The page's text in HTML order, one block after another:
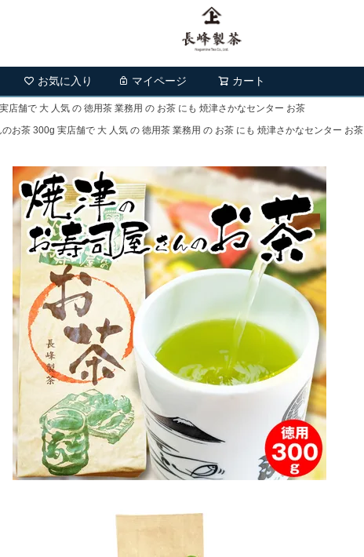
お気に入り マイページ カート
店舗で 大 人気 の 徳用茶 業務用 の お茶 にも 焼津さかなセンター お茶
お茶 300g 実店舗で 大 人気 の 徳用茶 業務用 の お茶 にも 焼津さかなセンター お茶